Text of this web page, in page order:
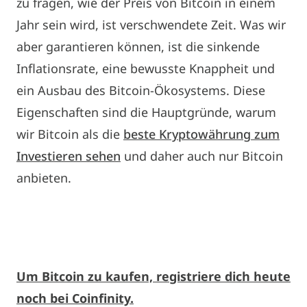
Jahr sein wird, ist verschwendete Zeit. Was wir
aber garantieren können, ist die sinkende
Inflationsrate, eine bewusste Knappheit und
ein Ausbau des Bitcoin-Ökosystems. Diese
Eigenschaften sind die Hauptgründe, warum
wir Bitcoin als die beste Kryptowährung zum
Investieren sehen und daher auch nur Bitcoin
anbieten.
Um Bitcoin zu kaufen, registriere dich heute
noch bei Coinfinity.